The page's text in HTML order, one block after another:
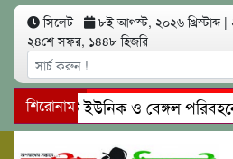
সিলেট ৮ই আগস্ট, ২০২৬ খ্রিস্টাব্দ |
২৪শে সফর, ১৪৪৮ হিজরি
শিরোনাম
সিলেটে ইউনিক ও বেঙ্গল
গোয়াইনঘাটে প্রেমের ফাঁদে তরুণী